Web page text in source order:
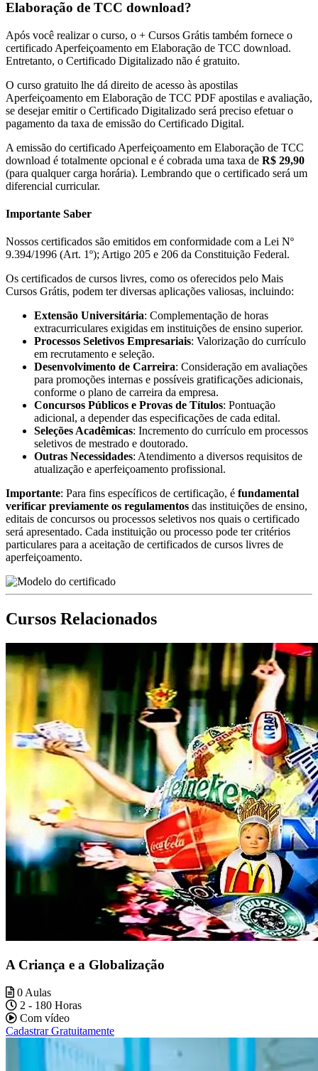
Elaboração de TCC download?
Após você realizar o curso, o + Cursos Grátis também fornece o
certificado Aperfeiçoamento em Elaboração de TCC download.
Entretanto, o Certificado Digitalizado não é gratuito.
O curso gratuito lhe dá direito de acesso às apostilas
Aperfeiçoamento em Elaboração de TCC PDF apostilas e avaliação,
se desejar emitir o Certificado Digitalizado será preciso efetuar o
pagamento da taxa de emissão do Certificado Digital.
A emissão do certificado Aperfeiçoamento em Elaboração de TCC
download é totalmente opcional e é cobrada uma taxa de R$ 29,90
(para qualquer carga horária). Lembrando que o certificado será um
diferencial curricular.
Importante Saber
Nossos certificados são emitidos em conformidade com a Lei Nº
9.394/1996 (Art. 1º); Artigo 205 e 206 da Constituição Federal.
Os certificados de cursos livres, como os oferecidos pelo Mais
Cursos Grátis, podem ter diversas aplicações valiosas, incluindo:
Extensão Universitária: Complementação de horas
extracurriculares exigidas em instituições de ensino superior.
Processos Seletivos Empresariais: Valorização do currículo
em recrutamento e seleção.
Desenvolvimento de Carreira: Consideração em avaliações
para promoções internas e possíveis gratificações adicionais,
conforme o plano de carreira da empresa.
Concursos Públicos e Provas de Títulos: Pontuação
adicional, a depender das especificações de cada edital.
Seleções Acadêmicas: Incremento do currículo em processos
seletivos de mestrado e doutorado.
Outras Necessidades: Atendimento a diversos requisitos de
atualização e aperfeiçoamento profissional.
Importante: Para fins específicos de certificação, é fundamental
verificar previamente os regulamentos das instituições de ensino,
editais de concursos ou processos seletivos nos quais o certificado
será apresentado. Cada instituição ou processo pode ter critérios
particulares para a aceitação de certificados de cursos livres de
aperfeiçoamento.
Cursos Relacionados
A Criança e a Globalização
0 Aulas
2 - 180 Horas
Com vídeo
Cadastrar Gratuitamente